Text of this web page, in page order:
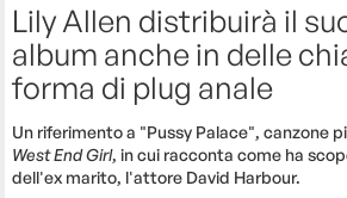
Lily Allen distribuirà il
album anche in delle
forma di plug anale
Un riferimento a "Pussy Palace", canzone
West End Girl, in cui racconta come ha
dell'ex marito, l'attore David Harbour.